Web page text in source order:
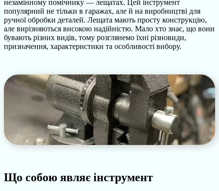
незамінному помічнику — лещатах. Цей інструмент
популярний не тільки в гаражах, але й на виробництві для
ручної обробки деталей. Лещата мають просту конструкцію,
але вирізняються високою надійністю. Мало хто знає, що вони
бувають різних видів, тому розглянемо їхні різновиди,
призначення, характеристики та особливості вибору.
Що собою являє інструмент